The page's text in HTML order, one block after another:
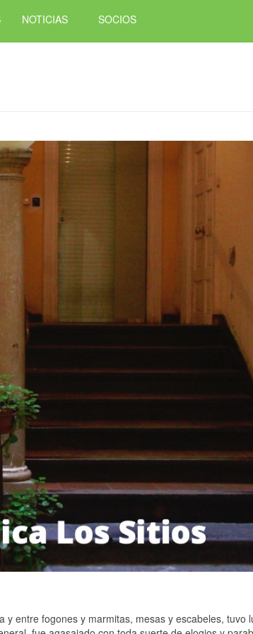
NOTICIAS SOCIOS
entre fogones y marmitas, mesas y escabeles, tuvo